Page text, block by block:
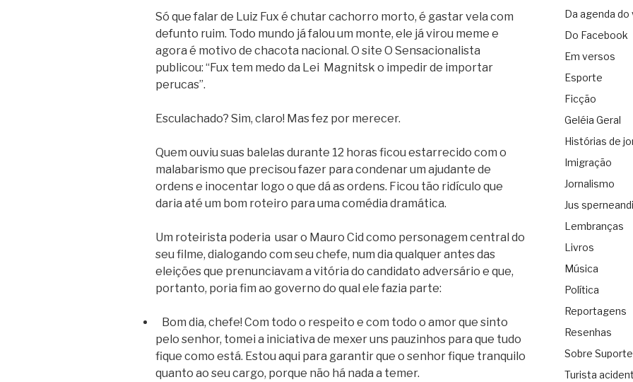
Só que falar de Luiz Fux é chutar cachorro morto, é gastar vela com
defunto ruim. Todo mundo já falou um monte, ele já virou meme e
agora é motivo de chacota nacional. O site O Sensacionalista
publicou: “Fux tem medo da Lei Magnitsk o impedir de importar
perucas”.
Esculachado? Sim, claro! Mas fez por merecer.
Quem ouviu suas balelas durante 12 horas ficou estarrecido com o
malabarismo que precisou fazer para condenar um ajudante de
ordens e inocentar logo o que dá as ordens. Ficou tão ridículo que
daria até um bom roteiro para uma comédia dramática.
Um roteirista poderia usar o Mauro Cid como personagem central do
seu filme, dialogando com seu chefe, num dia qualquer antes das
eleições que prenunciavam a vitória do candidato adversário e que,
portanto, poria fim ao governo do qual ele fazia parte:
Bom dia, chefe! Com todo o respeito e com todo o amor que sinto
pelo senhor, tomei a iniciativa de mexer uns pauzinhos para que tudo
fique como está. Estou aqui para garantir que o senhor fique tranquilo
quanto ao seu cargo, porque não há nada a temer.
Da agenda do
Do Facebook
Em versos
Esporte
Ficção
Geléia Geral
Histórias de
Imigração
Jornalismo
Jus sperneandi
Lembranças
Livros
Música
Política
Reportagens
Resenhas
Sobre
Turista